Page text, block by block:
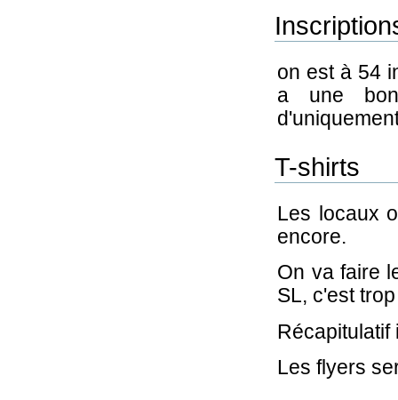
on est à 54
a une
T-shirts
Les locaux
encore.
On va faire
SL, c'est
Les flyers